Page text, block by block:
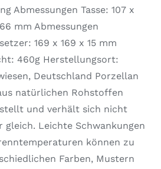
Abmessungen Tasse: 107 x
mm Abmessungen
169 x 169 x 15 mm
460g Herstellungsort:
Deutschland Porzellan
natürlichen Rohstoffen
und verhält sich nicht
gleich. Leichte Schwankungen
können zu
Farben, Mustern